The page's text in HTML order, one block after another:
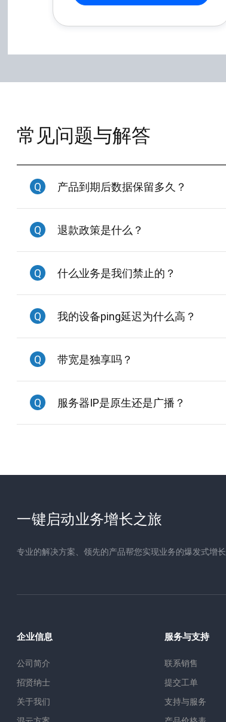
常见问题与解答
Q 产品到期后数据保留多久？
Q 退款政策是什么？
Q 什么业务是我们禁止的？
Q 我的设备ping延迟为什么高？
Q 带宽是独享吗？
Q 服务器IP是原生还是广播？
一键启动业务增长之旅
专业的解决方案、领先的产品帮您实现业务的爆发式增长
企业信息
公司简介
招贤纳士
关于我们
服务与支持
联系销售
提交工单
支持与服务